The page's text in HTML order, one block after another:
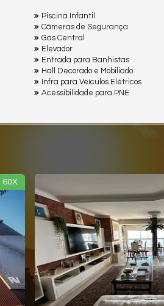
Piscina Infantil
Câmeras de Segurança
Gás Central
Elevador
Entrada para Banhistas
Hall Decorado e Mobiliado
Infra para Veículos Elétricos
Acessibilidade para PNE